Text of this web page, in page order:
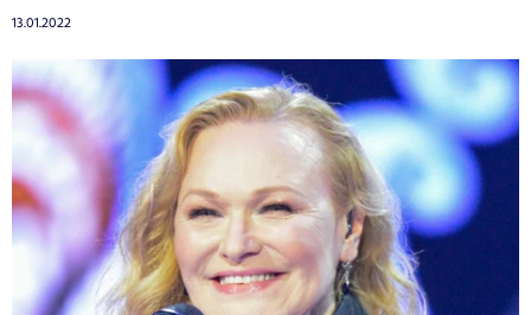
13.01.2022